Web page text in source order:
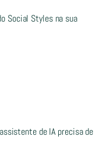
Social Styles na sua
de IA precisa de